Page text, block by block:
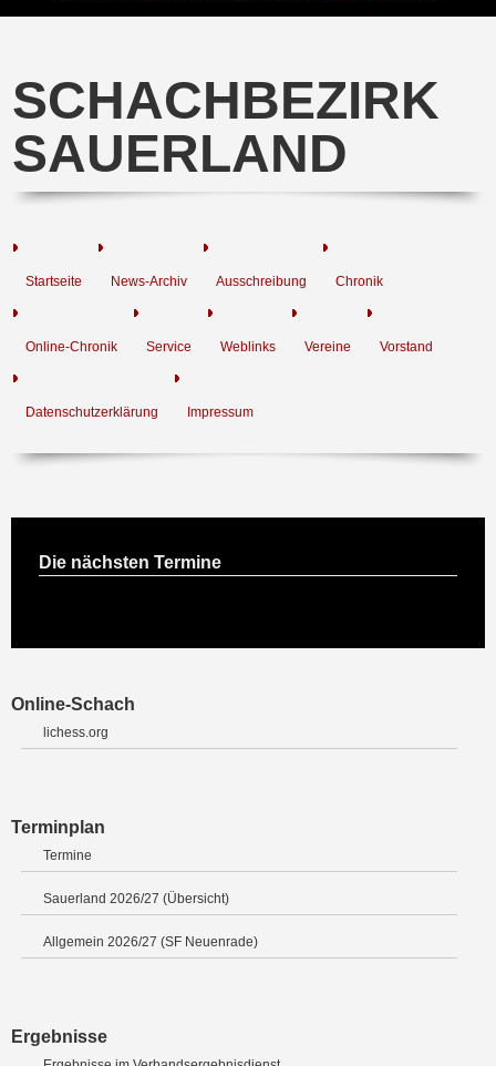
SCHACHBEZIRK
SAUERLAND
Startseite News-Archiv Ausschreibung Chronik
Online-Chronik Service Weblinks Vereine Vorstand
Datenschutzerklärung Impressum
Die nächsten Termine
Online-Schach
lichess.org
Terminplan
Termine
Sauerland 2026/27 (Übersicht)
Allgemein 2026/27 (SF Neuenrade)
Ergebnisse